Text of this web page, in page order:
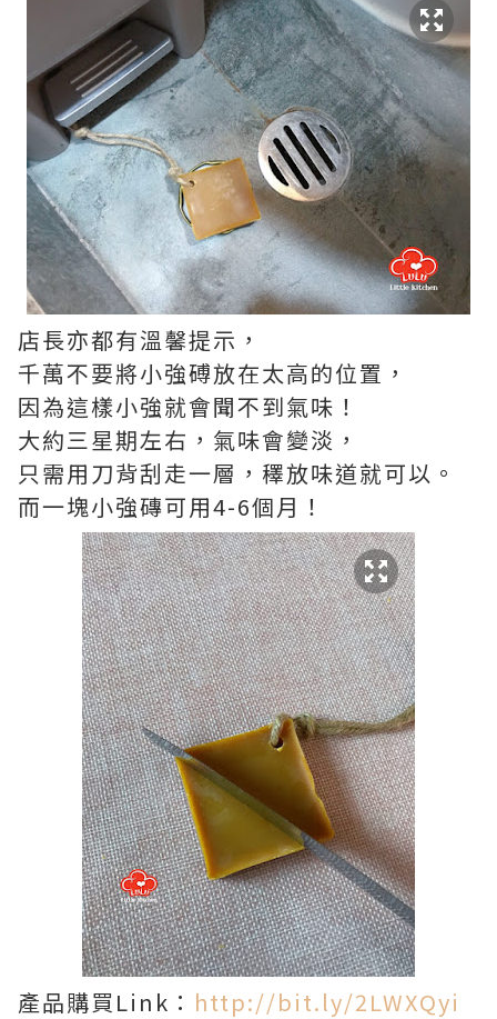
店長亦都有溫馨提示，
千萬不要將小強磗放在太高的位置，
因為這樣小強就會聞不到氣味！
大約三星期左右，氣味會變淡，
只需用刀背刮走一層，䆁放味道就可以。
而一塊小強磚可用4-6個月！
產品購買Link： http://bit.ly/2LWXQyi